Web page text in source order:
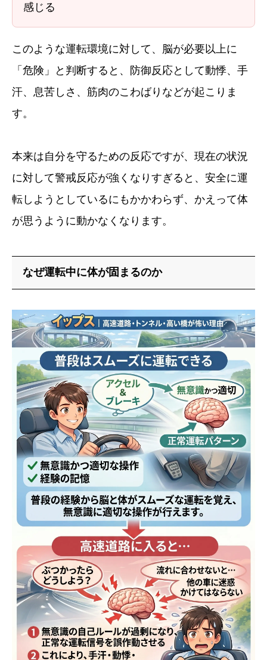
感じる
このような運転環境に対して、脳が必要以上に
「危険」と判断すると、防御反応として動悸、手
汗、息苦しさ、筋肉のこわばりなどが起こりま
す。
本来は自分を守るための反応ですが、現在の状況
に対して警戒反応が強くなりすぎると、安全に運
転しようとしているにもかかわらず、かえって体
が思うように動かなくなります。
なぜ運転中に体が固まるのか